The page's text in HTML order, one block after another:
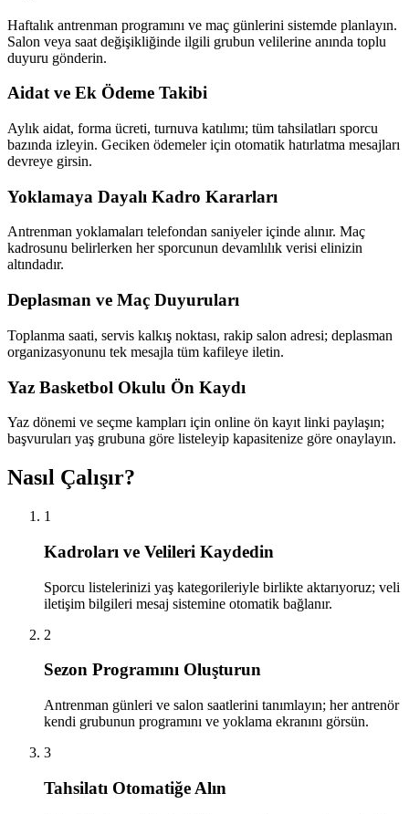
Haftalık antrenman programını ve maç günlerini sistemde planlayın.
Salon veya saat değişikliğinde ilgili grubun velilerine anında toplu
duyuru gönderin.
Aidat ve Ek Ödeme Takibi
Aylık aidat, forma ücreti, turnuva katılımı; tüm tahsilatları sporcu
bazında izleyin. Geciken ödemeler için otomatik hatırlatma mesajları
devreye girsin.
Yoklamaya Dayalı Kadro Kararları
Antrenman yoklamaları telefondan saniyeler içinde alınır. Maç
kadrosunu belirlerken her sporcunun devamlılık verisi elinizin
altındadır.
Deplasman ve Maç Duyuruları
Toplanma saati, servis kalkış noktası, rakip salon adresi; deplasman
organizasyonunu tek mesajla tüm kafileye iletin.
Yaz Basketbol Okulu Ön Kaydı
Yaz dönemi ve seçme kampları için online ön kayıt linki paylaşın;
başvuruları yaş grubuna göre listeleyip kapasitenize göre onaylayın.
Nasıl Çalışır?
1
Kadroları ve Velileri Kaydedin
Sporcu listelerinizi yaş kategorileriyle birlikte aktarıyoruz; veli
iletişim bilgileri mesaj sistemine otomatik bağlanır.
2
Sezon Programını Oluşturun
Antrenman günleri ve salon saatlerini tanımlayın; her antrenör
kendi grubunun programını ve yoklama ekranını görsün.
3
Tahsilatı Otomatiğe Alın